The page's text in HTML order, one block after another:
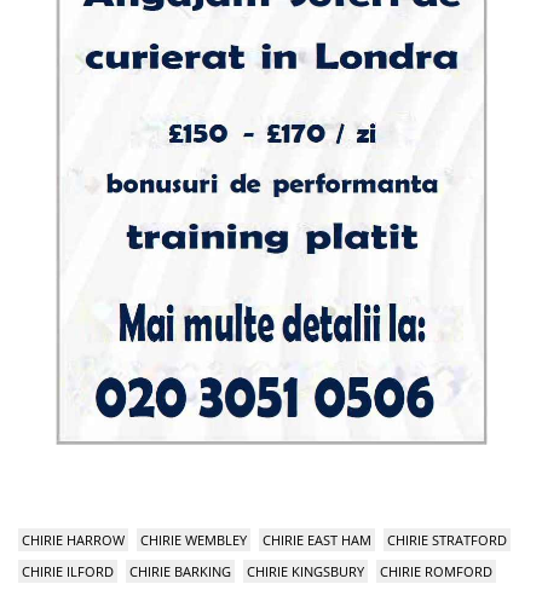
CHIRIE HARROW CHIRIE WEMBLEY CHIRIE EAST HAM
CHIRIE STRATFORD
CHIRIE ILFORD
CHIRIE BARKING CHIRIE KINGSBURY
CHIRIE ROMFORD